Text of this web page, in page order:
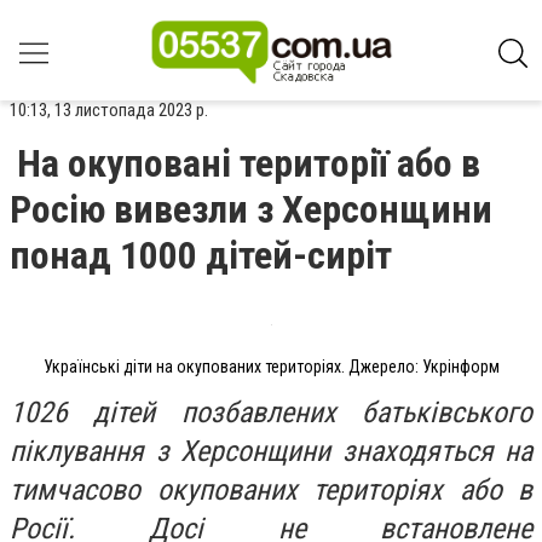
10:13, 13 листопада 2023 р.
На окуповані території або в
Росію вивезли з Херсонщини
понад 1000 дітей-сиріт
Українські діти на окупованих територіях. Джерело: Укрінформ
1026 дітей позбавлених батьківського
піклування з Херсонщини знаходяться на
тимчасово окупованих територіях або в
Росії. Досі не встановлене